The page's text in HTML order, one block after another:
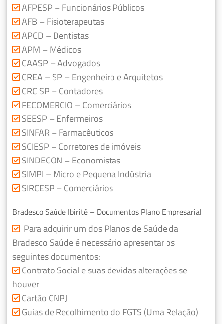
AFPESP – Funcionários Públicos
AFB – Fisioterapeutas
APCD – Dentistas
APM – Médicos
CAASP – Advogados
CREA – SP – Engenheiro e Arquitetos
CRC SP – Contadores
FECOMERCIO – Comerciários
SEESP – Enfermeiros
SINFAR – Farmacêuticos
SCIESP – Corretores de imóveis
SINDECON – Economistas
SIMPI – Micro e Pequena Indústria
SIRCESP – Comerciários
Bradesco Saúde Ibirité – Documentos Plano Empresarial
Para adquirir um dos Planos de Saúde da
Bradesco Saúde é necessário apresentar os
seguintes documentos:
Contrato Social e suas devidas alterações se
houver
Cartão CNPJ
Guias de Recolhimento do FGTS (Uma Relação)